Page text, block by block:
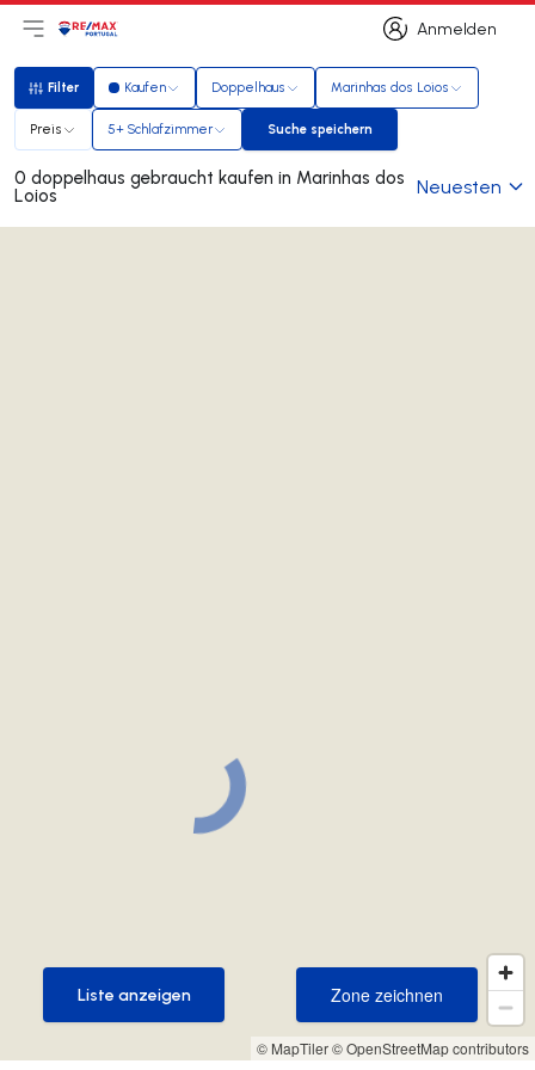
Anmelden
Anmelden
Hauptmenü öffnen
LogoZur Startseite
Filter
Filter Kaufen Doppelhaus Marinhas dos Loios
Preis 5+ Schlafzimmer Suche speichern
Suche speichern
0 doppelhaus gebraucht kaufen in Marinhas dos
Loios Neuesten
© MapTiler© OpenStreetMap contributors
Zone zeichnen
Zone zeichnen
Liste anzeigen
Liste anzeigen